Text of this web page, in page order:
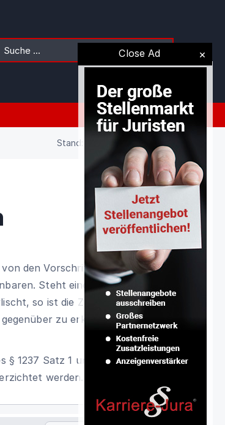
Stand: 02.08.2026 (Gesetz)
Close Ad
den Vorschriften der §§
Steht einem Dritten an
so ist die Zustimmung
zu erklären, zu
§ 1237 Satz 1 und des § 1240
werden.